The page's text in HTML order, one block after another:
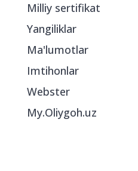
Bo‘limlar
Oliygohlar
Imtihonlar